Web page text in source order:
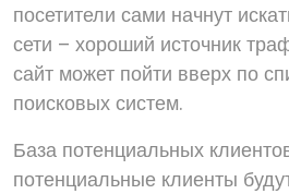
посетители сами начнут
сети – хороший источник
сайт может пойти вверх по
поисковых систем.
База потенциальных
потенциальные клиенты